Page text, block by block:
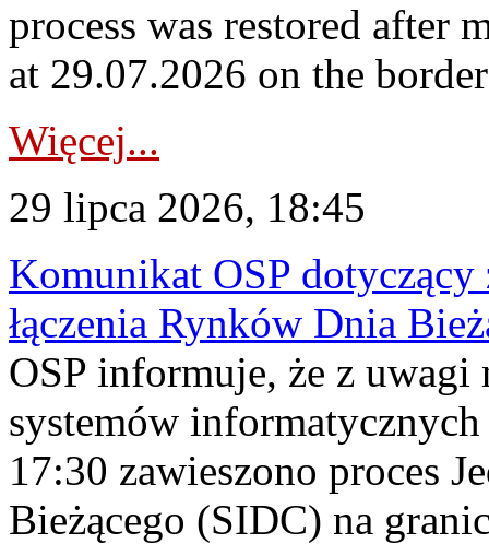
process was restored after
at 29.07.2026 on the
Więcej...
29 lipca 2026, 18:45
Komunikat OSP dotyczący
łączenia Rynków Dnia
OSP informuje, że z uwagi
systemów
17:30 zawieszono proces
Bieżącego (SIDC) na